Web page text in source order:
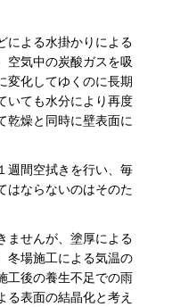
による水掛かりによる
空気中の炭酸ガスを吸
変化してゆくのに長期
いても水分により再度
乾燥と同時に壁表面に
週間空拭きを行い、毎
はならないのはそのた
ませんが、塗厚による
冬場施工による気温の
工後の養生不足での雨
る表面の結晶化と考え